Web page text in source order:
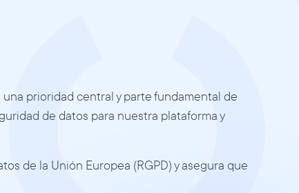
prioridad central y parte fundamental de
de datos para nuestra plataforma y
de la Unión Europea (RGPD) y asegura que